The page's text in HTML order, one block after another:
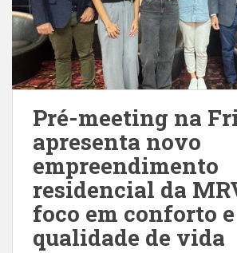
Pré-meeting na
apresenta novo
empreendimento
residencial da
foco em conforto e
qualidade de vida